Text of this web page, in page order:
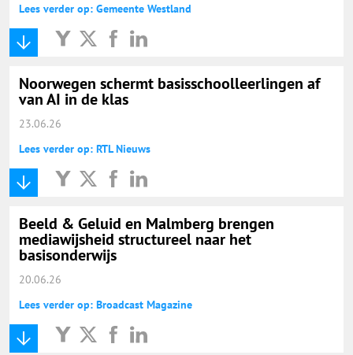
Lees verder op: Gemeente Westland
Noorwegen schermt basisschoolleerlingen af
van AI in de klas
23.06.26
Lees verder op: RTL Nieuws
Beeld & Geluid en Malmberg brengen
mediawijsheid structureel naar het
basisonderwijs
20.06.26
Lees verder op: Broadcast Magazine